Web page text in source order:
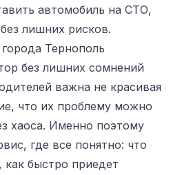
автомобиль на СТО,
лишних рисков.
Тернополь
без лишних сомнений
важна не красивая
что их проблему можно
хаоса. Именно поэтому
где все понятно: что
как быстро приедет